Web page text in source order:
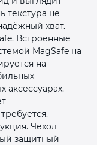
текстура не
хват.
Встроенные
MagSafe на
на
аксессуарах.
Чехол
защитный